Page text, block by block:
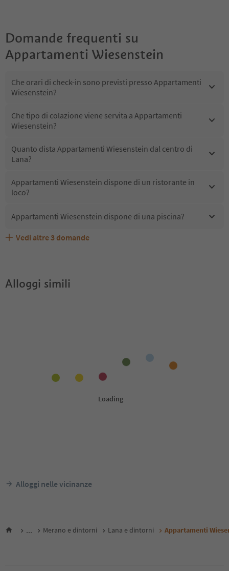
Domande frequenti su
Appartamenti Wiesenstein
Che orari di check-in sono previsti presso Appartamenti
Wiesenstein?
Che tipo di colazione viene servita a Appartamenti
Wiesenstein?
Quanto dista Appartamenti Wiesenstein dal centro di
Lana?
Appartamenti Wiesenstein dispone di un ristorante in
loco?
Appartamenti Wiesenstein dispone di una piscina?
Appartamenti Wiesenstein accetta animali domestici?
Quali servizi/attività sono disponibili presso
Gli ospiti di Appartamenti Wiesenstein ricevono l'Alto
Vedi altre 3 domande
Alloggi simili
Alloggi nelle vicinanze
... Merano e dintorni Lana e dintorni Appartamenti